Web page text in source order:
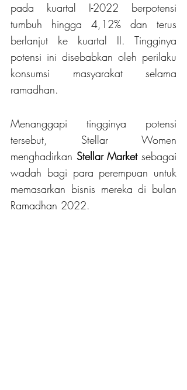
pada kuartal I-2022 berpotensi
tumbuh hingga 4,12% dan terus
berlanjut ke kuartal II. Tingginya
potensi ini disebabkan oleh perilaku
konsumsi masyarakat selama
ramadhan.
Menanggapi tingginya potensi
tersebut, Stellar Women
menghadirkan Stellar Market sebagai
wadah bagi para perempuan untuk
memasarkan bisnis mereka di bulan
Ramadhan 2022.